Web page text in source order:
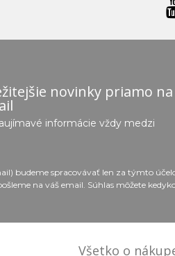
novinky priamo na
informácie vždy medzi
budeme spracovávať len za týmto
na váš email. Súhlas môžete
Všetko o